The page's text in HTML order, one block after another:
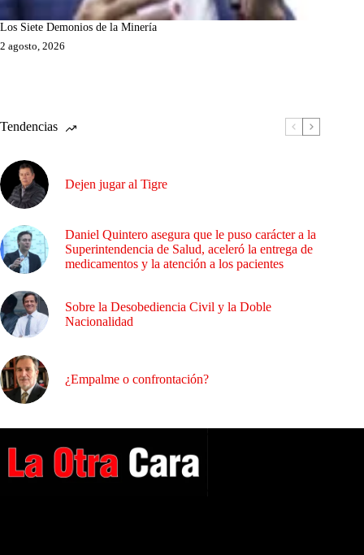
Los Siete Demonios de la Minería
2 agosto, 2026
Tendencias
Dejen jugar al Tigre
Daniel Quintero asegura que le puso carácter a la
Superintendencia de Salud, aceleró la entrega de
medicamentos y la atención a los pacientes
Sobre la Desobediencia Civil y la Doble
Nacionalidad
¿Empalme o confrontación?